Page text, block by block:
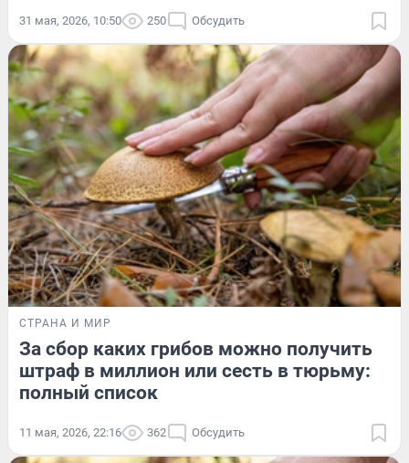
31 мая, 2026, 10:50 250 Обсудить
СТРАНА И МИР
За сбор каких грибов можно получить
штраф в миллион или сесть в тюрьму:
полный список
11 мая, 2026, 22:16 362 Обсудить